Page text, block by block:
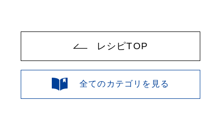
レシピTOP
全てのカテゴリを見る